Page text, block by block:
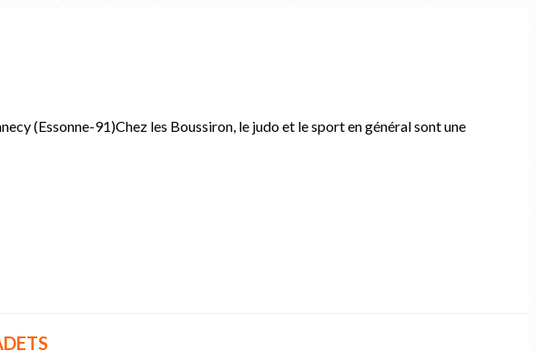
(Essonne-91)Chez les Boussiron, le judo et le sport en général sont une